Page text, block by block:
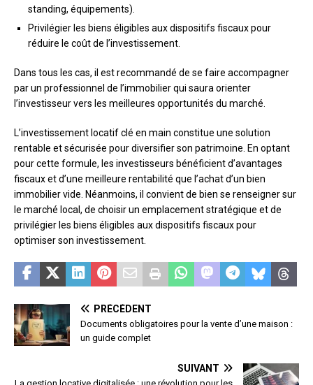
standing, équipements).
Privilégier les biens éligibles aux dispositifs fiscaux pour
réduire le coût de l’investissement.
Dans tous les cas, il est recommandé de se faire accompagner
par un professionnel de l’immobilier qui saura orienter
l’investisseur vers les meilleures opportunités du marché.
L’investissement locatif clé en main constitue une solution
rentable et sécurisée pour diversifier son patrimoine. En optant
pour cette formule, les investisseurs bénéficient d’avantages
fiscaux et d’une meilleure rentabilité que l’achat d’un bien
immobilier vide. Néanmoins, il convient de bien se renseigner sur
le marché local, de choisir un emplacement stratégique et de
privilégier les biens éligibles aux dispositifs fiscaux pour
optimiser son investissement.
PRÉCÉDENT
Documents obligatoires pour la vente d’une maison :
un guide complet
SUIVANT